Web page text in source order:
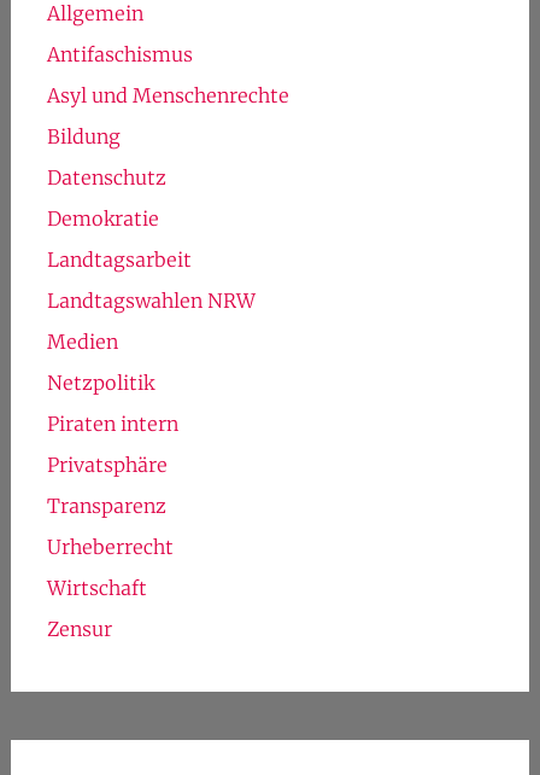
Allgemein
Antifaschismus
Asyl und Menschenrechte
Bildung
Datenschutz
Demokratie
Landtagsarbeit
Landtagswahlen NRW
Medien
Netzpolitik
Piraten intern
Privatsphäre
Transparenz
Urheberrecht
Wirtschaft
Zensur